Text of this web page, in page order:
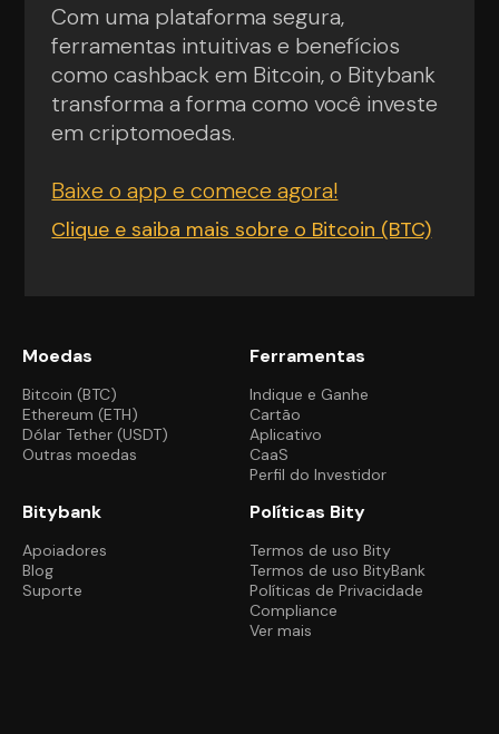
Com uma plataforma segura,
ferramentas intuitivas e benefícios
como cashback em Bitcoin, o Bitybank
transforma a forma como você investe
em criptomoedas.
Baixe o app e comece agora!
Clique e saiba mais sobre o Bitcoin (BTC)
Moedas
Bitcoin (BTC)
Ethereum (ETH)
Dólar Tether (USDT)
Outras moedas
Ferramentas
Indique e Ganhe
Cartão
Aplicativo
CaaS
Perfil do Investidor
Bitybank
Apoiadores
Blog
Suporte
Políticas Bity
Termos de uso Bity
Termos de uso BityBank
Políticas de Privacidade
Compliance
Ver mais